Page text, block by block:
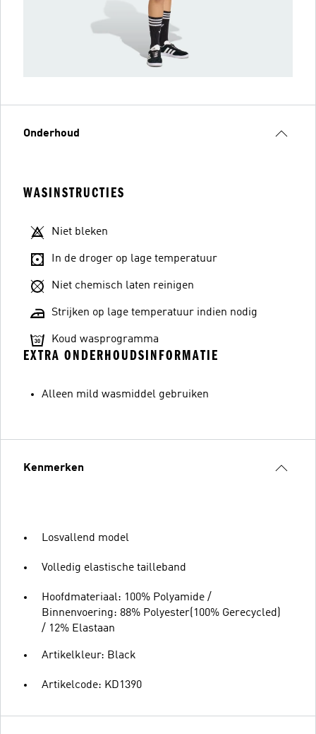
Onderhoud
WASINSTRUCTIES
Niet bleken
In de droger op lage temperatuur
Niet chemisch laten reinigen
Strijken op lage temperatuur indien nodig
Koud wasprogramma
EXTRA ONDERHOUDSINFORMATIE
Alleen mild wasmiddel gebruiken
Kenmerken
Losvallend model
Volledig elastische tailleband
Hoofdmateriaal: 100% Polyamide /
Binnenvoering: 88% Polyester(100% Gerecycled)
/ 12% Elastaan
Artikelkleur: Black
Artikelcode: KD1390